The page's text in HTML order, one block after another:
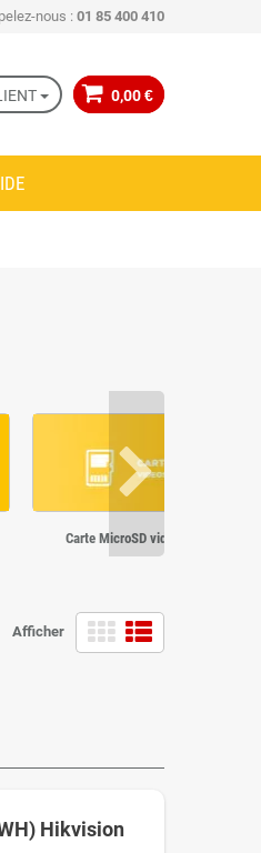
nous : 01 85 400 410
0,00 €
Carte MicroSD vidéosurveillance
Afficher
Hikvision